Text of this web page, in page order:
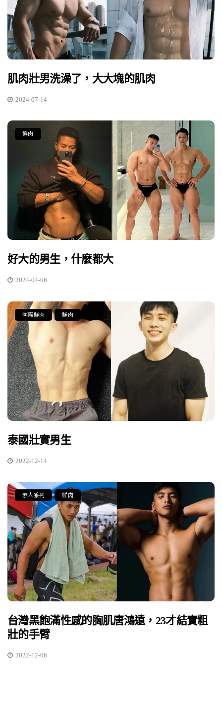
肌肉壯男洗澡了，大大塊的肌肉
2024-07-14
鮮肉
好大的男生，什麼都大
2024-04-06
國際鮮肉 鮮肉
泰國壯實男生
2022-12-14
素人系列 鮮肉
台灣黑飽滿性感的胸肌唐鴻遠，23才結實粗
壯的手臂
2022-12-06